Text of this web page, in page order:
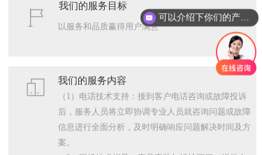
以服务和品质赢得用户满意
（1）电话技术支持：接到客户电话咨询或故障投诉
后，服务人员将立即协调专业人员就咨询问题或故障
信息进行全面分析，及时明确响应问题解决时间及方
案。
我们的服务目标
我们的服务内容
可以介绍下你们的产品么